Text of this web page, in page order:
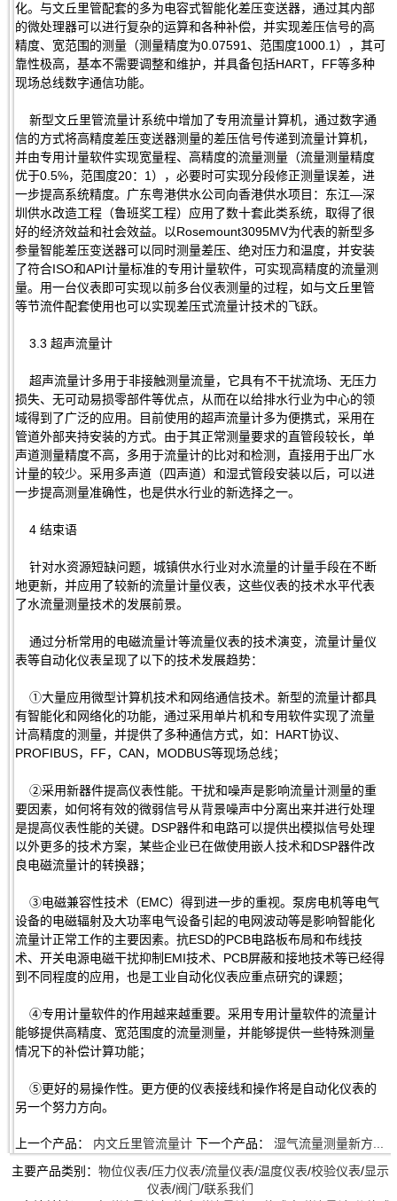
化。与文丘里管配套的多为电容式智能化差压变送器，通过其内部
的微处理器可以进行复杂的运算和各种补偿，并实现差压信号的高
精度、宽范围的测量（测量精度为0.07591、范围度1000.1），其可
靠性极高，基本不需要调整和维护，并具备包括HART，FF等多种
现场总线数字通信功能。
新型文丘里管流量计系统中增加了专用流量计算机，通过数字通
信的方式将高精度差压变送器测量的差压信号传递到流量计算机，
并由专用计量软件实现宽量程、高精度的流量测量（流量测量精度
优于0.5%，范围度20：1），必要时可实现分段修正测量误差，进
一步提高系统精度。广东粤港供水公司向香港供水项目：东江—深
圳供水改造工程（鲁班奖工程）应用了数十套此类系统，取得了很
好的经济效益和社会效益。以Rosemount3095MV为代表的新型多
参量智能差压变送器可以同时测量差压、绝对压力和温度，并安装
了符合ISO和API计量标准的专用计量软件，可实现高精度的流量测
量。用一台仪表即可实现以前多台仪表测量的过程，如与文丘里管
等节流件配套使用也可以实现差压式流量计技术的飞跃。
3.3 超声流量计
超声流量计多用于非接触测量流量，它具有不干扰流场、无压力
损失、无可动易损零部件等优点，从而在以给排水行业为中心的领
域得到了广泛的应用。目前使用的超声流量计多为便携式，采用在
管道外部夹持安装的方式。由于其正常测量要求的直管段较长，单
声道测量精度不高，多用于流量计的比对和检测，直接用于出厂水
计量的较少。采用多声道（四声道）和湿式管段安装以后，可以进
一步提高测量准确性，也是供水行业的新选择之一。
4 结束语
针对水资源短缺问题，城镇供水行业对水流量的计量手段在不断
地更新，并应用了较新的流量计量仪表，这些仪表的技术水平代表
了水流量测量技术的发展前景。
通过分析常用的电磁流量计等流量仪表的技术演变，流量计量仪
表等自动化仪表呈现了以下的技术发展趋势：
①大量应用微型计算机技术和网络通信技术。新型的流量计都具
有智能化和网络化的功能，通过采用单片机和专用软件实现了流量
计高精度的测量，并提供了多种通信方式，如：HART协议、
PROFIBUS，FF，CAN，MODBUS等现场总线；
②采用新器件提高仪表性能。干扰和噪声是影响流量计测量的重
要因素，如何将有效的微弱信号从背景噪声中分离出来并进行处理
是提高仪表性能的关键。DSP器件和电路可以提供出模拟信号处理
以外更多的技术方案，某些企业已在做使用嵌人技术和DSP器件改
良电磁流量计的转换器；
③电磁兼容性技术（EMC）得到进一步的重视。泵房电机等电气
设备的电磁辐射及大功率电气设备引起的电网波动等是影响智能化
流量计正常工作的主要因素。抗ESD的PCB电路板布局和布线技
术、开关电源电磁干扰抑制EMI技术、PCB屏蔽和接地技术等已经得
到不同程度的应用，也是工业自动化仪表应重点研究的课题；
④专用计量软件的作用越来越重要。采用专用计量软件的流量计
能够提供高精度、宽范围度的流量测量，并能够提供一些特殊测量
情况下的补偿计算功能；
⑤更好的易操作性。更方便的仪表接线和操作将是自动化仪表的
另一个努力方向。
上一个产品： 内文丘里管流量计 下一个产品： 湿气流量测量新方...
主要产品类别： 物位仪表/压力仪表/流量仪表/温度仪表/校验仪表/显示
仪表/阀门/联系我们